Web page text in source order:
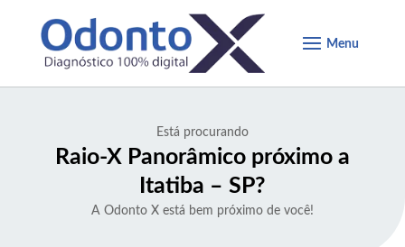
Está procurando
Raio-X Panorâmico próximo a
Itatiba – SP?
A Odonto X está bem próximo de você!